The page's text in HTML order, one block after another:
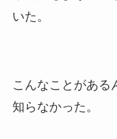
いた。
こんなことがある
知らなかった。